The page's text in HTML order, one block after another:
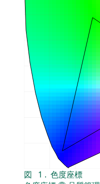
図 1 . 色度座標